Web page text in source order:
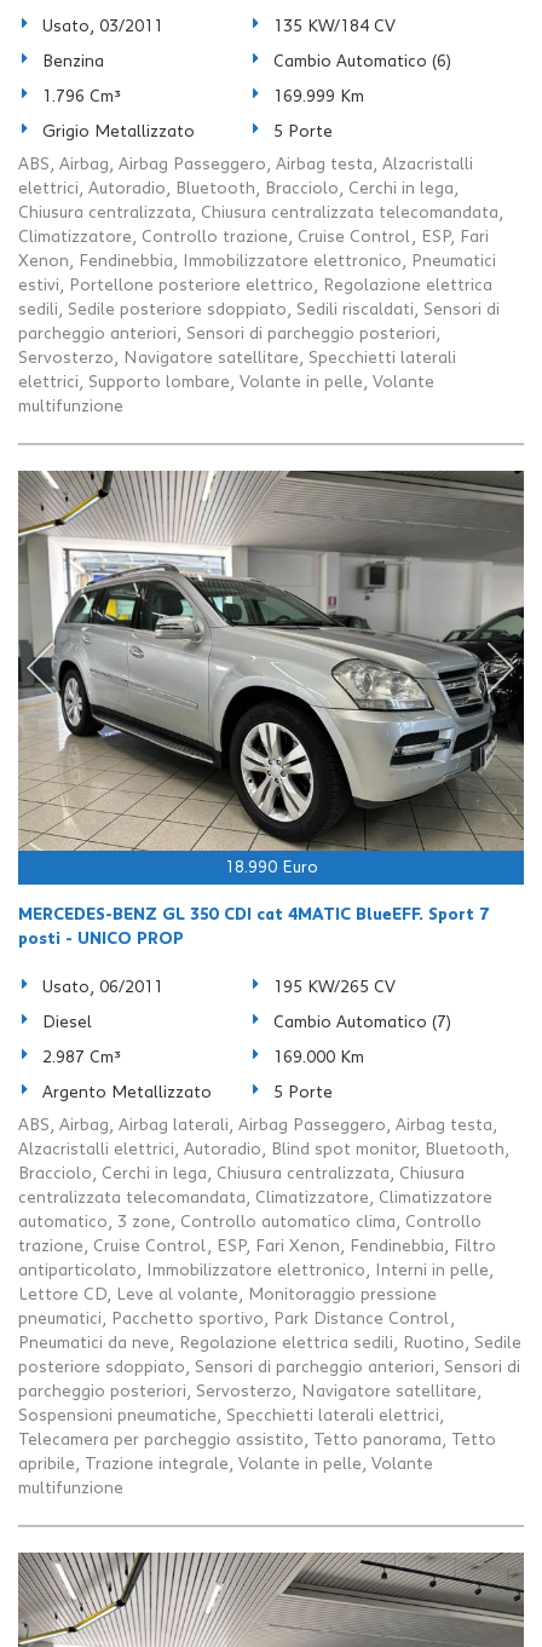
Usato, 03/2011 135 KW/184 CV
Benzina Cambio Automatico (6)
1.796 Cm³ 169.999 Km
Grigio Metallizzato
5 Porte
ABS, Airbag, Airbag Passeggero, Airbag testa, Alzacristalli
elettrici, Autoradio, Bluetooth, Bracciolo, Cerchi in lega,
Chiusura centralizzata, Chiusura centralizzata telecomandata,
Climatizzatore, Controllo trazione, Cruise Control, ESP, Fari
Xenon, Fendinebbia, Immobilizzatore elettronico, Pneumatici
estivi, Portellone posteriore elettrico, Regolazione elettrica
sedili, Sedile posteriore sdoppiato, Sedili riscaldati, Sensori di
parcheggio anteriori, Sensori di parcheggio posteriori,
Servosterzo, Navigatore satellitare, Specchietti laterali
elettrici, Supporto lombare, Volante in pelle, Volante
multifunzione
18.990 Euro
MERCEDES-BENZ GL 350 CDI cat 4MATIC BlueEFF. Sport 7
posti - UNICO PROP
Usato, 06/2011 195 KW/265 CV
Diesel Cambio Automatico (7)
2.987 Cm³ 169.000 Km
Argento Metallizzato
5 Porte
ABS, Airbag, Airbag laterali, Airbag Passeggero, Airbag testa,
Alzacristalli elettrici, Autoradio, Blind spot monitor, Bluetooth,
Bracciolo, Cerchi in lega, Chiusura centralizzata, Chiusura
centralizzata telecomandata, Climatizzatore, Climatizzatore
automatico, 3 zone, Controllo automatico clima, Controllo
trazione, Cruise Control, ESP, Fari Xenon, Fendinebbia, Filtro
antiparticolato, Immobilizzatore elettronico, Interni in pelle,
Lettore CD, Leve al volante, Monitoraggio pressione
pneumatici, Pacchetto sportivo, Park Distance Control,
Pneumatici da neve, Regolazione elettrica sedili, Ruotino, Sedile
posteriore sdoppiato, Sensori di parcheggio anteriori, Sensori di
parcheggio posteriori, Servosterzo, Navigatore satellitare,
Sospensioni pneumatiche, Specchietti laterali elettrici,
Telecamera per parcheggio assistito, Tetto panorama, Tetto
apribile, Trazione integrale, Volante in pelle, Volante
multifunzione